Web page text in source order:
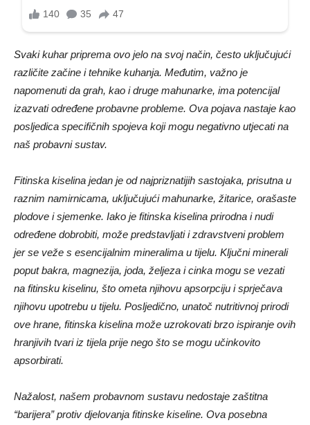
Svaki kuhar priprema ovo jelo na svoj način, često uključujući
različite začine i tehnike kuhanja. Međutim, važno je
napomenuti da grah, kao i druge mahunarke, ima potencijal
izazvati određene probavne probleme. Ova pojava nastaje kao
posljedica specifičnih spojeva koji mogu negativno utjecati na
naš probavni sustav.
Fitinska kiselina jedan je od najpriznatijih sastojaka, prisutna u
raznim namirnicama, uključujući mahunarke, žitarice, orašaste
plodove i sjemenke. Iako je fitinska kiselina prirodna i nudi
određene dobrobiti, može predstavljati i zdravstveni problem
jer se veže s esencijalnim mineralima u tijelu. Ključni minerali
poput bakra, magnezija, joda, željeza i cinka mogu se vezati
na fitinsku kiselinu, što ometa njihovu apsorpciju i sprječava
njihovu upotrebu u tijelu. Posljedično, unatoč nutritivnoj prirodi
ove hrane, fitinska kiselina može uzrokovati brzo ispiranje ovih
hranjivih tvari iz tijela prije nego što se mogu učinkovito
apsorbirati.
Nažalost, našem probavnom sustavu nedostaje zaštitna
“barijera” protiv djelovanja fitinske kiseline. Ova posebna